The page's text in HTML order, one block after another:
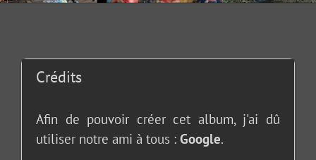
Crédits
Afin de pouvoir créer cet album, j'ai dû
utiliser notre ami à tous : Google.